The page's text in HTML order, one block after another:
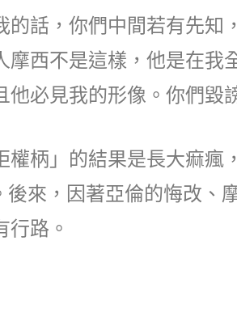
的話，你們中間若有先
摩西不是這樣，他是在我
他必見我的形像。你們毀
權柄」的結果是長大痲瘋
後來，因著亞倫的悔改、
行路。